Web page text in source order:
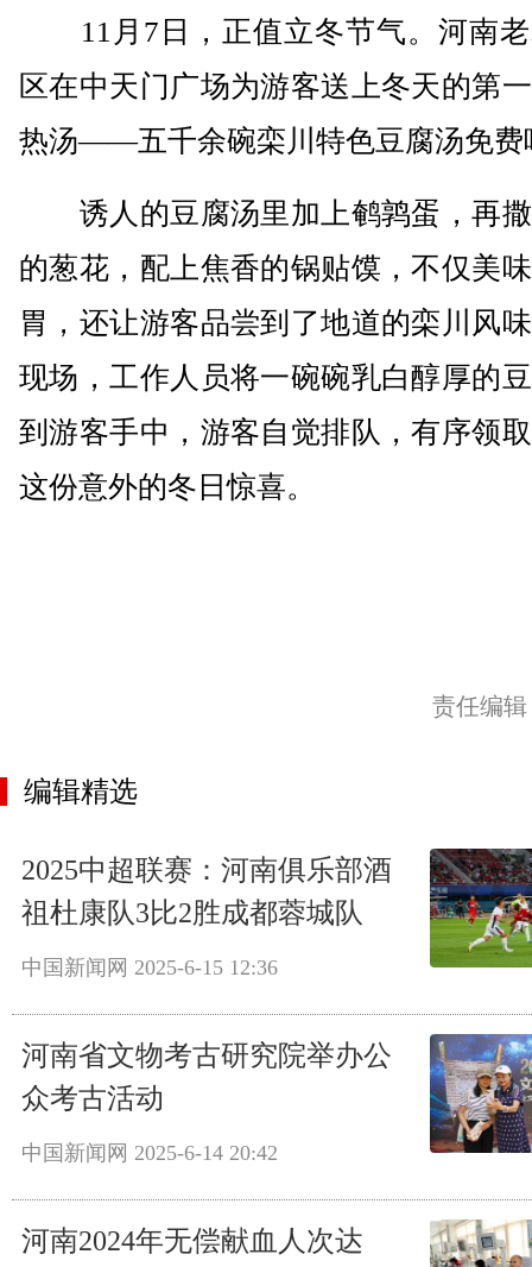
11月7日，正值立冬节气。河南老
区在中天门广场为游客送上冬天的第
热汤——五千余碗栾川特色豆腐汤免费
诱人的豆腐汤里加上鹌鹑蛋，再
的葱花，配上焦香的锅贴馍，不仅美
胃，还让游客品尝到了地道的栾川风
现场，工作人员将一碗碗乳白醇厚的
到游客手中，游客自觉排队，有序领
这份意外的冬日惊喜。
责任编
编辑精选
2025中超联赛：河南俱乐部酒
祖杜康队3比2胜成都蓉城队
中国新闻网 2025-6-15 12:36
河南省文物考古研究院举办公
众考古活动
中国新闻网 2025-6-14 20:42
河南2024年无偿献血人次达